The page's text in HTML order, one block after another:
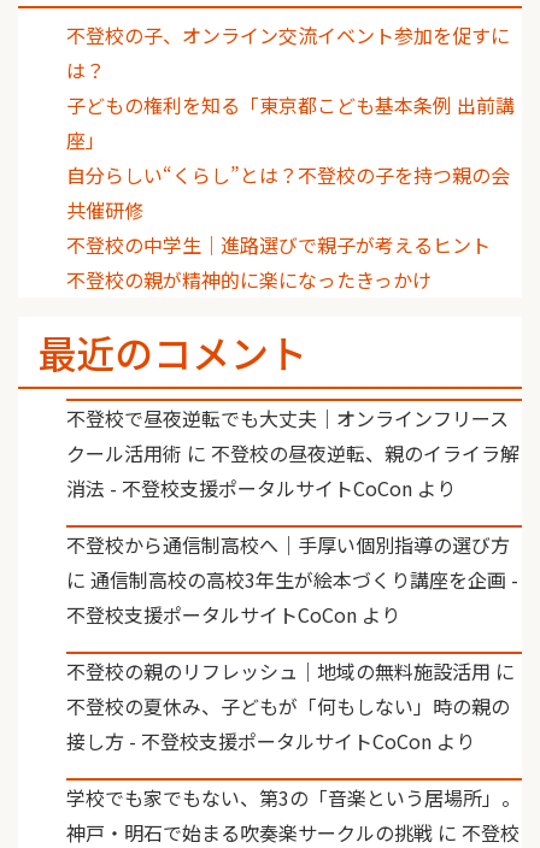
不登校の子、オンライン交流イベント参加を促すに
は？
子どもの権利を知る「東京都こども基本条例 出前講
座」
自分らしい“くらし”とは？不登校の子を持つ親の会
共催研修
不登校の中学生｜進路選びで親子が考えるヒント
不登校の親が精神的に楽になったきっかけ
最近のコメント
不登校で昼夜逆転でも大丈夫｜オンラインフリース
クール活用術 に 不登校の昼夜逆転、親のイライラ解
消法 - 不登校支援ポータルサイトCoCon より
不登校から通信制高校へ｜手厚い個別指導の選び方
に 通信制高校の高校3年生が絵本づくり講座を企画 -
不登校支援ポータルサイトCoCon より
不登校の親のリフレッシュ｜地域の無料施設活用 に
不登校の夏休み、子どもが「何もしない」時の親の
接し方 - 不登校支援ポータルサイトCoCon より
学校でも家でもない、第3の「音楽という居場所」。
神戸・明石で始まる吹奏楽サークルの挑戦 に 不登校